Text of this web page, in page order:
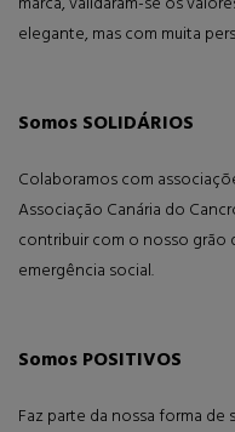
elegante, mas com muita
Somos SOLIDÁRIOS
Colaboramos com
Associação Canária do
contribuir com o nosso grão
emergência social.
Somos POSITIVOS
Faz parte da nossa forma